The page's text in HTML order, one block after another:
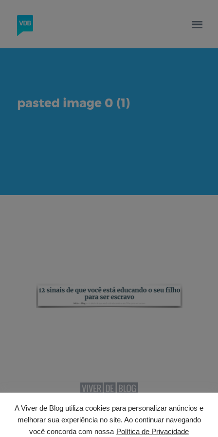
A Viver de Blog utiliza cookies para personalizar anúncios e
melhorar sua experiência no site. Ao continuar navegando
você concorda com nossa Política de Privacidade
pasted image 0 (1)
© 2026 · Viver de Blog. Todos os direitos reservados.
Termos de uso. Design do site e blog personalizado